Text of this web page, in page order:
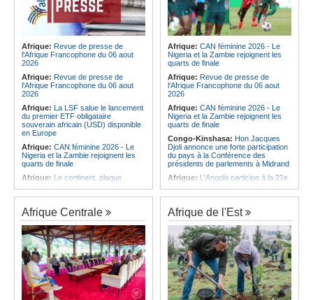
Afrique: Revue de presse de
l'Afrique Francophone du 06 aout
2026
Afrique: Revue de presse de
l'Afrique Francophone du 06 aout
2026
Afrique: La LSF salue le lancement
du premier ETF obligataire
souverain africain (USD) disponible
en Europe
Afrique: CAN féminine 2026 - Le
Nigeria et la Zambie rejoignent les
quarts de finale
Afrique: Le continent, plaque
Afrique:Pourquoi l'avenir du textile
africain est bien plus prometteur que
ne le laissent penser les chiffres
Afrique:L'essor historique de
l'Éthiopie met à mal la campagne
d'hostilité menée par Le Caire
Afrique:La Cour international de
justice fixe le calendrier de la
procédure engagée par la RDC
contre le Rwanda
Afrique: CAN féminine 2026 - Le
Nigeria et la Zambie rejoignent les
quarts de finale
Afrique: Revue de presse de
l'Afrique Francophone du 06 aout
2026
Afrique: CAN féminine 2026 - Le
Nigeria et la Zambie rejoignent les
quarts de finale
Congo-Kinshasa: Hon Jacques
Djoli annonce une forte participation
du pays à la Conférence des
présidents de parlements à Midrand
Afrique: L'Angola participe à la 21e
Afrique:CAN féminine - La Côte
d'Ivoire affrontera l'Algérie et le
Maroc fera face à l'Afrique du Sud
en quarts
Afrique: Revue de presse de
l'Afrique francophone du 05 août
2026
Afrique:L'Angola et l'UA préparent
le sommet sur la prévention et la
résolution des conflits
Afrique Centrale Afrique de l'Est